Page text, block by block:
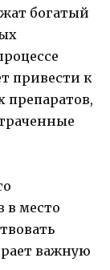
богатый
привести к
препаратов,
в место
важную